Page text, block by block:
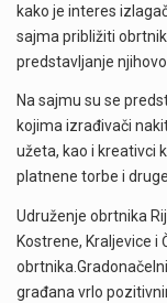
kako je interes
sajma približiti
predstavljanje
Na sajmu su se
kojima izrađivači
užeta, kao i kreativci
platnene torbe i
Udruženje obrtnika
Kostrene, Kraljevice i
građana vrlo